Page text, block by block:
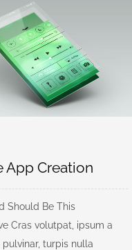
App Creation
Should Be This
Cras volutpat, ipsum a
turpis nulla